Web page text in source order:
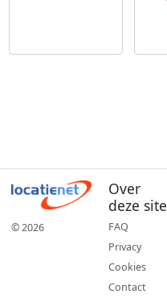
© 2026
Over
deze site
FAQ
Privacy
Cookies
Contact